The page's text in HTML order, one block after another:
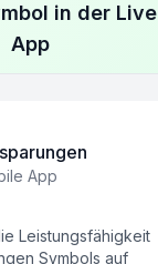
in der
App
App
Leistungsfähigkeit
Symbols auf